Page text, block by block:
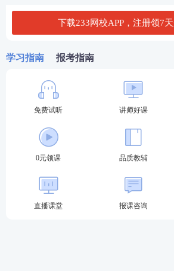
6月21日 7月29
2023年 6月18日
2022年
2021年
想要及时查询成绩，可扫码免费订
下载233网校APP，注册领7
学习指南 报考指南
免费试听 讲师好课
0元领课 品质教辅
直播课堂 报课咨询